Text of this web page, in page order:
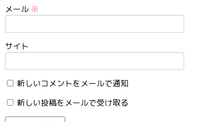
メール ※
サイト
新しいコメントをメールで通知
新しい投稿をメールで受け取る